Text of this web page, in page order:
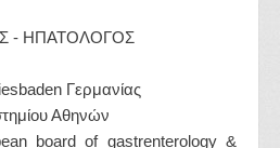
- ΗΠΑΤΟΛΟΓΟΣ
Γερμανίας
Αθηνών
board of gastrenterology &